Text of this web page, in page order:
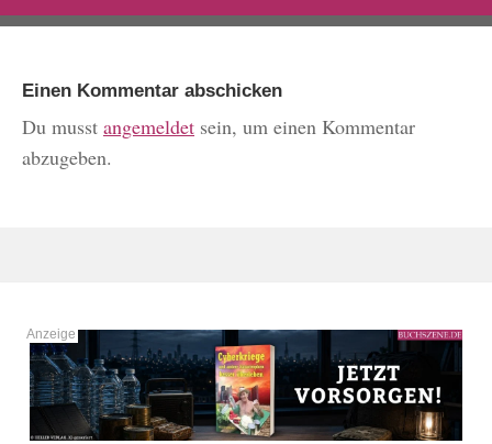
Einen Kommentar abschicken
Du musst angemeldet sein, um einen Kommentar
abzugeben.